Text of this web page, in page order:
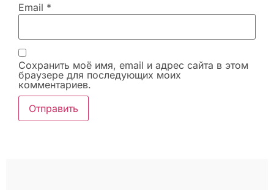
Email *
Сохранить моё имя, email и адрес сайта в этом
браузере для последующих моих
комментариев.